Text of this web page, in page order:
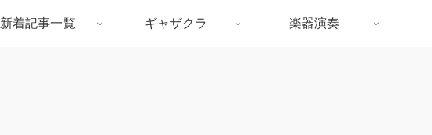
新着記事一覧 ギャザクラ 楽器演奏